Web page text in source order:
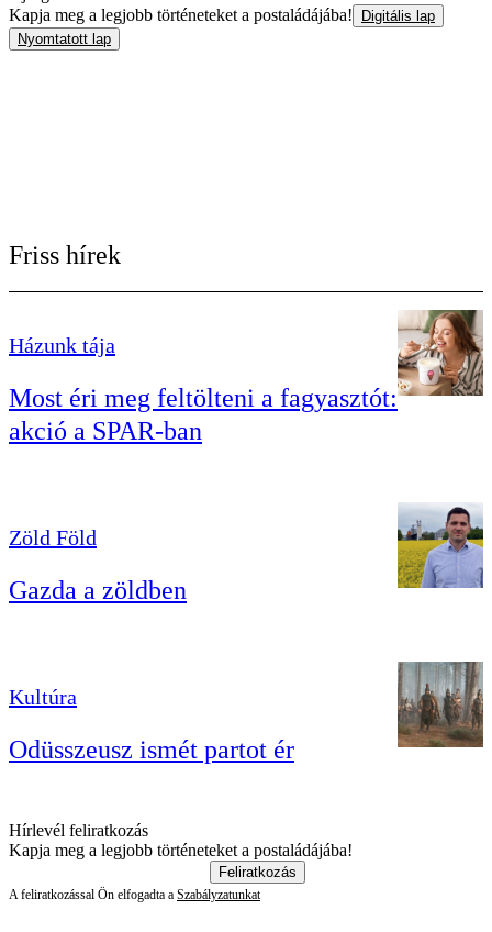
Kapja meg a legjobb történeteket a postaládájába!
Digitális lap
Nyomtatott lap
Friss hírek
Házunk tája
Most éri meg feltölteni a fagyasztót:
akció a SPAR-ban
Zöld Föld
Gazda a zöldben
Kultúra
Odüsszeusz ismét partot ér
Hírlevél feliratkozás
Kapja meg a legjobb történeteket a postaládájába!
Feliratkozás
A feliratkozással Ön elfogadta a Szabályzatunkat